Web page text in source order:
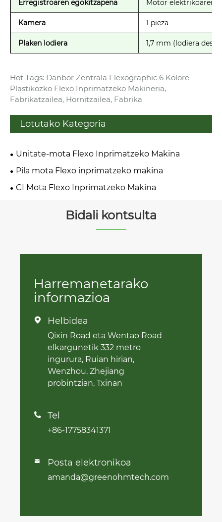
Erregistroaren egokitzapena Motor elektrikoaren
Kamera 1 pieza
Plaken lodiera 1,7 mm (lodiera
Hot Tags: Danbor Zentrala Flexographic 6 Kolore
Plastikozko Flexo Inprimatzeko Makineria,
Fabrikatzailea, Hornitzailea, Fabrika
Lotutako Kategoria
Unitate-mota Flexo Inprimatzeko Makina
Pila mota Flexo inprimatzeko makina
CI Mota Flexo Inprimatzeko Makina
Bidali kontsulta
Harremanetarako
informazioa
 Helbidea
Qixin Road eta Wentao Road
elkargunetik 332 metro
ingurura, Ruian hirian,
Wenzhou, Zhejiang
probintzian, Txinan
 Tel
+86-17758341371
 Posta elektronikoa
amanda@greenohmtech.com